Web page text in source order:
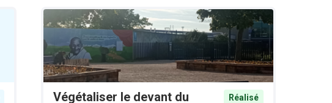
Végétaliser le devant du
Réalisé